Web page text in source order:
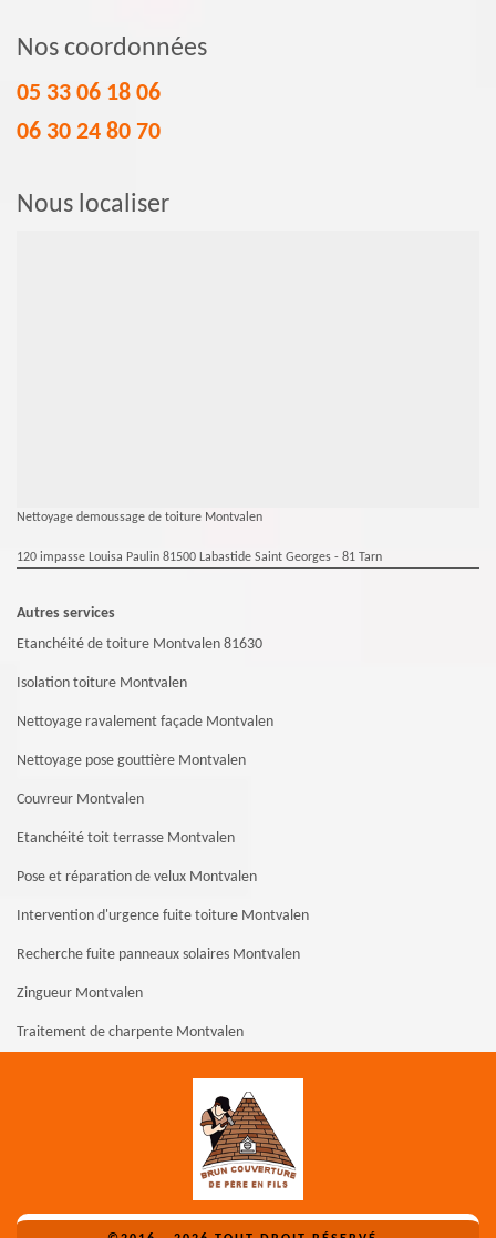
Nos coordonnées
05 33 06 18 06
06 30 24 80 70
Nous localiser
Nettoyage demoussage de toiture Montvalen
120 impasse Louisa Paulin 81500 Labastide Saint Georges - 81 Tarn
Autres services
Etanchéité de toiture Montvalen 81630
Isolation toiture Montvalen
Nettoyage ravalement façade Montvalen
Nettoyage pose gouttière Montvalen
Couvreur Montvalen
Etanchéité toit terrasse Montvalen
Pose et réparation de velux Montvalen
Intervention d'urgence fuite toiture Montvalen
Recherche fuite panneaux solaires Montvalen
Zingueur Montvalen
Traitement de charpente Montvalen